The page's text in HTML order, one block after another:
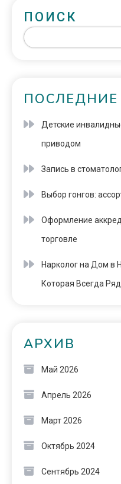
ПОИСК
Детские
приводом
Запись в
Выбор гонгов:
Оформление
торговле
Нарколог на Дом в
Которая Всегда
АРХИВ
Май 2026
Апрель 2026
Март 2026
Октябрь 2024
Сентябрь 2024